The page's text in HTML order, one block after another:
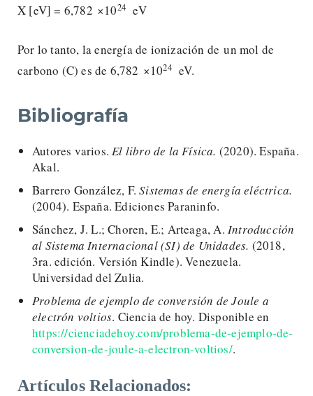
X [eV] = 6,782 ×1024 eV
Por lo tanto, la energía de ionización de un mol de
carbono (C) es de 6,782 ×1024 eV.
Bibliografía
Autores varios.El libro de la Física. (2020). España.
Akal.
Barrero González, F.Sistemas de energía eléctrica.
(2004). España. Ediciones Paraninfo.
Sánchez, J. L.; Choren, E.; Arteaga, A. Introducción
al Sistema Internacional (SI) de Unidades. (2018,
3ra. edición. Versión Kindle). Venezuela.
Universidad del Zulia.
Problema de ejemplo de conversión de Joule a
electrón voltios. Ciencia de hoy. Disponible en
https://cienciadehoy.com/problema-de-ejemplo-de-
conversion-de-joule-a-electron-voltios/.
Artículos Relacionados: